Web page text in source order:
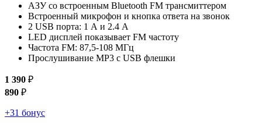
АЗУ со встроенным Bluetooth FM трансмиттером
Встроенный микрофон и кнопка ответа на звонок
2 USB порта: 1 А и 2.4 А
LED дисплей показывает FM частоту
Частота FM: 87,5-108 МГц
Прослушивание MP3 с USB флешки
1 390 ₽
890 ₽
+31 бонус